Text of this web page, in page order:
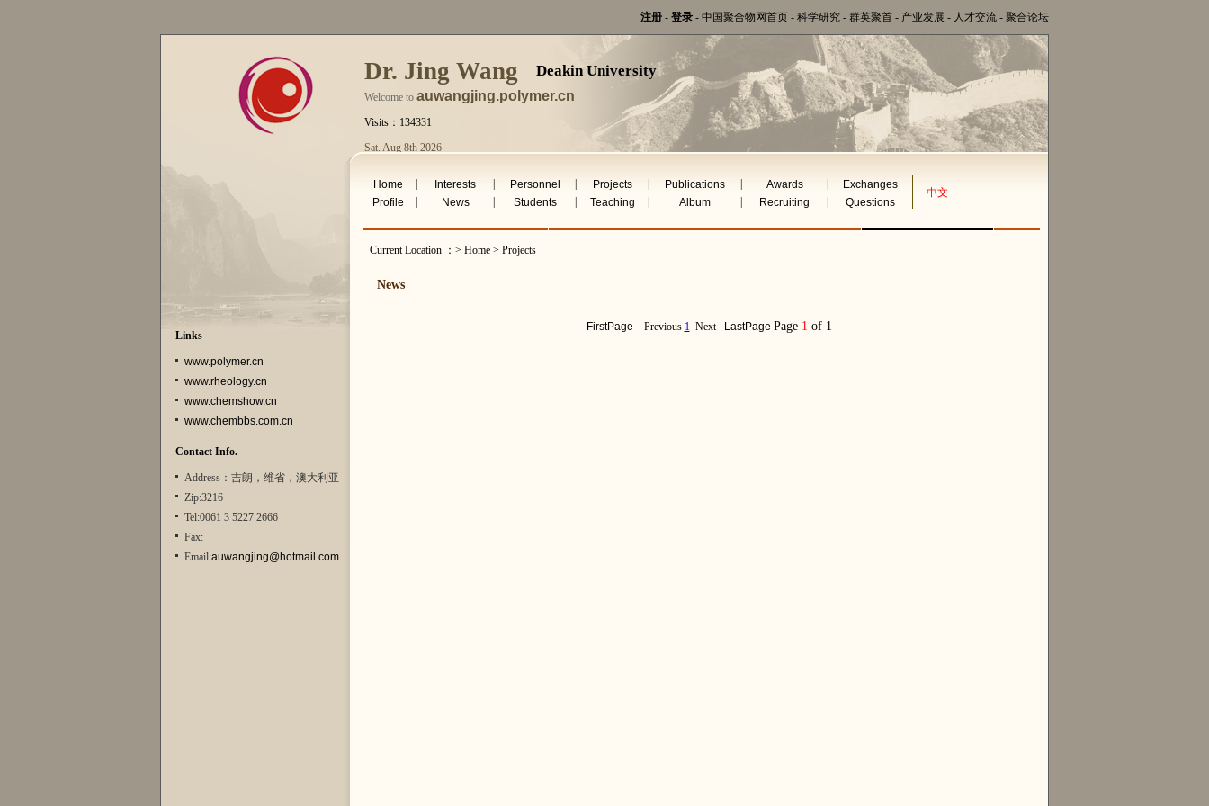
注册 - 登录 - 中国聚合物网首页 - 科学研究 - 群英聚首 - 产业发展 - 人才交流 - 聚合论坛
Dr. Jing Wang Deakin University
Welcome to auwangjing.polymer.cn
Visits：134331
Sat. Aug 8th 2026
Links
www.polymer.cn
www.rheology.cn
www.chemshow.cn
www.chembbs.com.cn
Contact Info.
Address：吉朗，维省，澳大利亚
Zip:3216
Tel:0061 3 5227 2666
Fax:
Email:auwangjing@hotmail.com
Home Interests Personnel Projects Publications Awards Exchanges
中文
Profile News Students Teaching Album Recruiting Questions
Current Location ：> Home > Projects
News
FirstPage Previous 1 Next LastPage Page 1 of 1